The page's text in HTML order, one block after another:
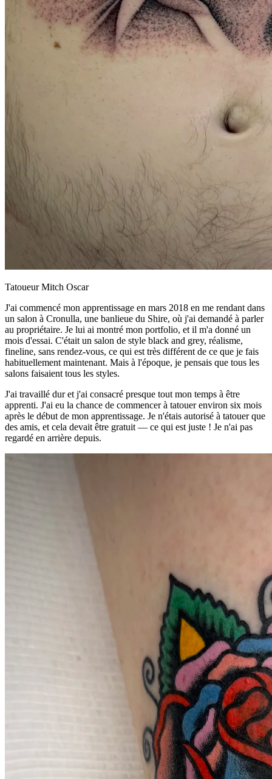
Tatoueur Mitch Oscar
J'ai commencé mon apprentissage en mars 2018 en me rendant dans
un salon à Cronulla, une banlieue du Shire, où j'ai demandé à parler
au propriétaire. Je lui ai montré mon portfolio, et il m'a donné un
mois d'essai. C'était un salon de style black and grey, réalisme,
fineline, sans rendez-vous, ce qui est très différent de ce que je fais
habituellement maintenant. Mais à l'époque, je pensais que tous les
salons faisaient tous les styles.
J'ai travaillé dur et j'ai consacré presque tout mon temps à être
apprenti. J'ai eu la chance de commencer à tatouer environ six mois
après le début de mon apprentissage. Je n'étais autorisé à tatouer que
des amis, et cela devait être gratuit — ce qui est juste ! Je n'ai pas
regardé en arrière depuis.